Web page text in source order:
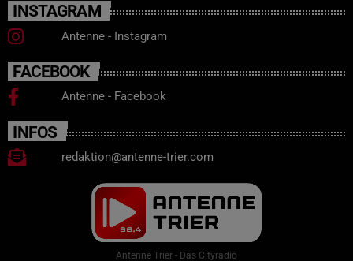
INSTAGRAM
Antenne - Instagram
FACEBOOK
Antenne - Facebook
INFOS
redaktion@antenne-trier.com
Antenne Trier - Das Cityradio